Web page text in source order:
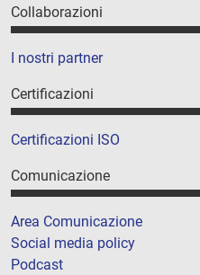
Collaborazioni
I nostri partner
Certificazioni
Certificazioni ISO
Comunicazione
Area Comunicazione
Social media policy
Podcast